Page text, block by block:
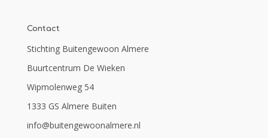
Contact
Stichting Buitengewoon Almere
Buurtcentrum De Wieken
Wipmolenweg 54
1333 GS Almere Buiten
info@buitengewoonalmere.nl